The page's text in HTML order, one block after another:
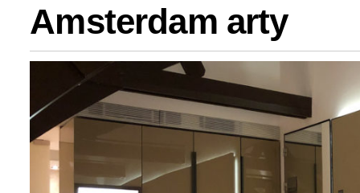
Amsterdam arty